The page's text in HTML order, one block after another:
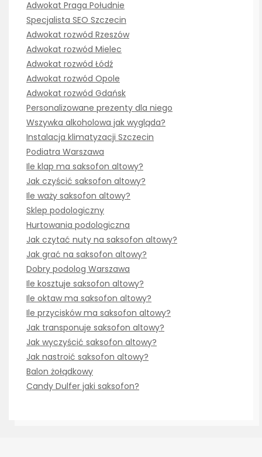
Adwokat Praga Południe
Specjalista SEO Szczecin
Adwokat rozwód Rzeszów
Adwokat rozwód Mielec
Adwokat rozwód Łódź
Adwokat rozwód Opole
Adwokat rozwód Gdańsk
Personalizowane prezenty dla niego
Wszywka alkoholowa jak wygląda?
Instalacja klimatyzacji Szczecin
Podiatra Warszawa
Ile klap ma saksofon altowy?
Jak czyścić saksofon altowy?
Ile waży saksofon altowy?
Sklep podologiczny
Hurtowania podologiczna
Jak czytać nuty na saksofon altowy?
Jak grać na saksofon altowy?
Dobry podolog Warszawa
Ile kosztuje saksofon altowy?
Ile oktaw ma saksofon altowy?
Ile przycisków ma saksofon altowy?
Jak transponuje saksofon altowy?
Jak wyczyścić saksofon altowy?
Jak nastroić saksofon altowy?
Balon żołądkowy
Candy Dulfer jaki saksofon?